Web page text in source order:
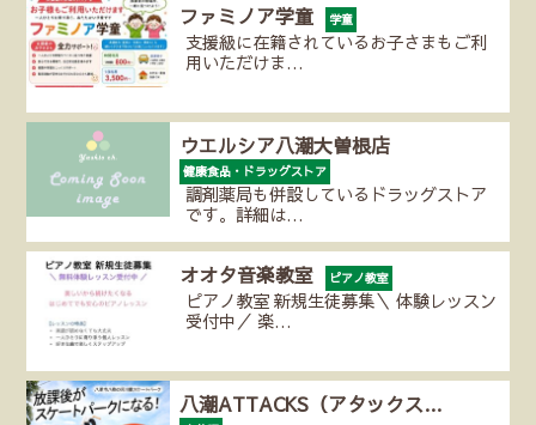
ファミノア学童 学童
支援級に在籍されているお子さまもご利
用いただけま…
ウエルシア八潮大曽根店
健康食品・ドラッグストア
調剤薬局も併設しているドラッグストア
です。詳細は…
オオタ音楽教室 ピアノ教室
ピアノ教室 新規生徒募集＼ 体験レッスン
受付中／ 楽…
八潮ATTACKS（アタックス…